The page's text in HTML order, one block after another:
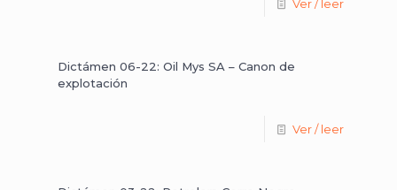
Ver / leer
Dictámen 06-22: Oil Mys SA – Canon de
explotación
Ver / leer